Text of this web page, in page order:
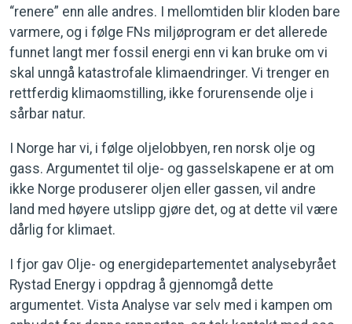
“renere” enn alle andres. I mellomtiden blir kloden bare
varmere, og i følge FNs miljøprogram er det allerede
funnet langt mer fossil energi enn vi kan bruke om vi
skal unngå katastrofale klimaendringer. Vi trenger en
rettferdig klimaomstilling, ikke forurensende olje i
sårbar natur.
I Norge har vi, i følge oljelobbyen, ren norsk olje og
gass. Argumentet til olje- og gasselskapene er at om
ikke Norge produserer oljen eller gassen, vil andre
land med høyere utslipp gjøre det, og at dette vil være
dårlig for klimaet.
I fjor gav Olje- og energidepartementet analysebyrået
Rystad Energy i oppdrag å gjennomgå dette
argumentet. Vista Analyse var selv med i kampen om